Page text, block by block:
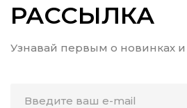
РАССЫЛКА
Узнавай первым о новинках и